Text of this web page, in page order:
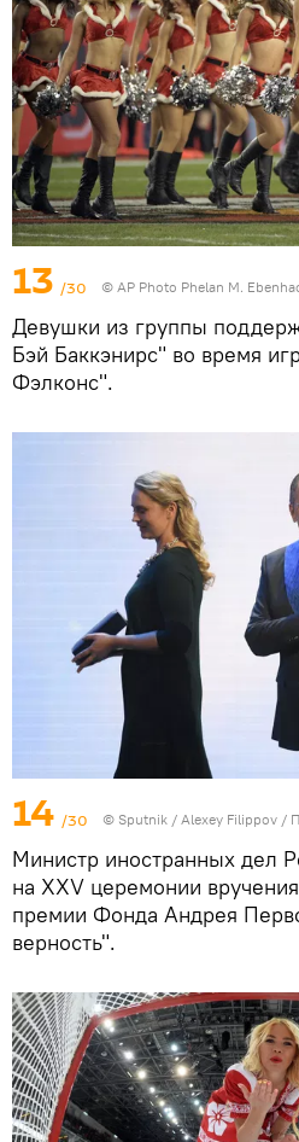
13 /30 © AP Photo Phelan M.
Девушки из группы
Бэй Баккэнирс" во время
Фэлконс".
14 /30 © Sputnik / Alexey Filippov /
Министр иностранных дел
на XXV церемонии
премии Фонда Андрея
верность".